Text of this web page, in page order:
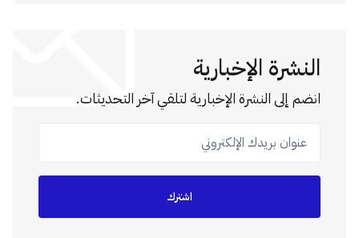
النشرة الإخبارية
انضم إلى النشرة الإخبارية لتلقي آخر التحديثات.
عنوان بريدك الإلكتروني
اشترك